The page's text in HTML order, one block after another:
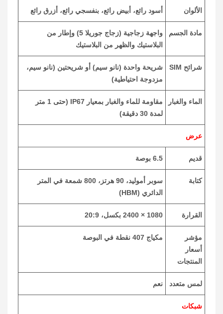
الألوان أسود رائع، أبيض رائع، بنفسجي رائع، أزرق رائع
مادة الجسم
واجهة زجاجية (زجاج جوريلا 5) وإطار من
البلاستيك والظهر من البلاستيك
شرائح SIM
شريحة واحدة (نانو سيم) أو شريحتين (نانو سيم،
مزدوجة احتياطية)
الماء والغبار
مقاومة للماء والغبار بمعيار IP67 (حتى 1 متر
لمدة 30 دقيقة)
عرض
قديم 6.5 بوصة
كتابة
سوبر أموليد، 90 هرتز، 800 شمعة في المتر
الدائري (HBM)
القرارة 1080 × 2400 بكسل، 20:9
مؤشر
أسعار
المنتجات
مكياج 407 نقطة في البوصة
لمس متعدد نعم
شبكات